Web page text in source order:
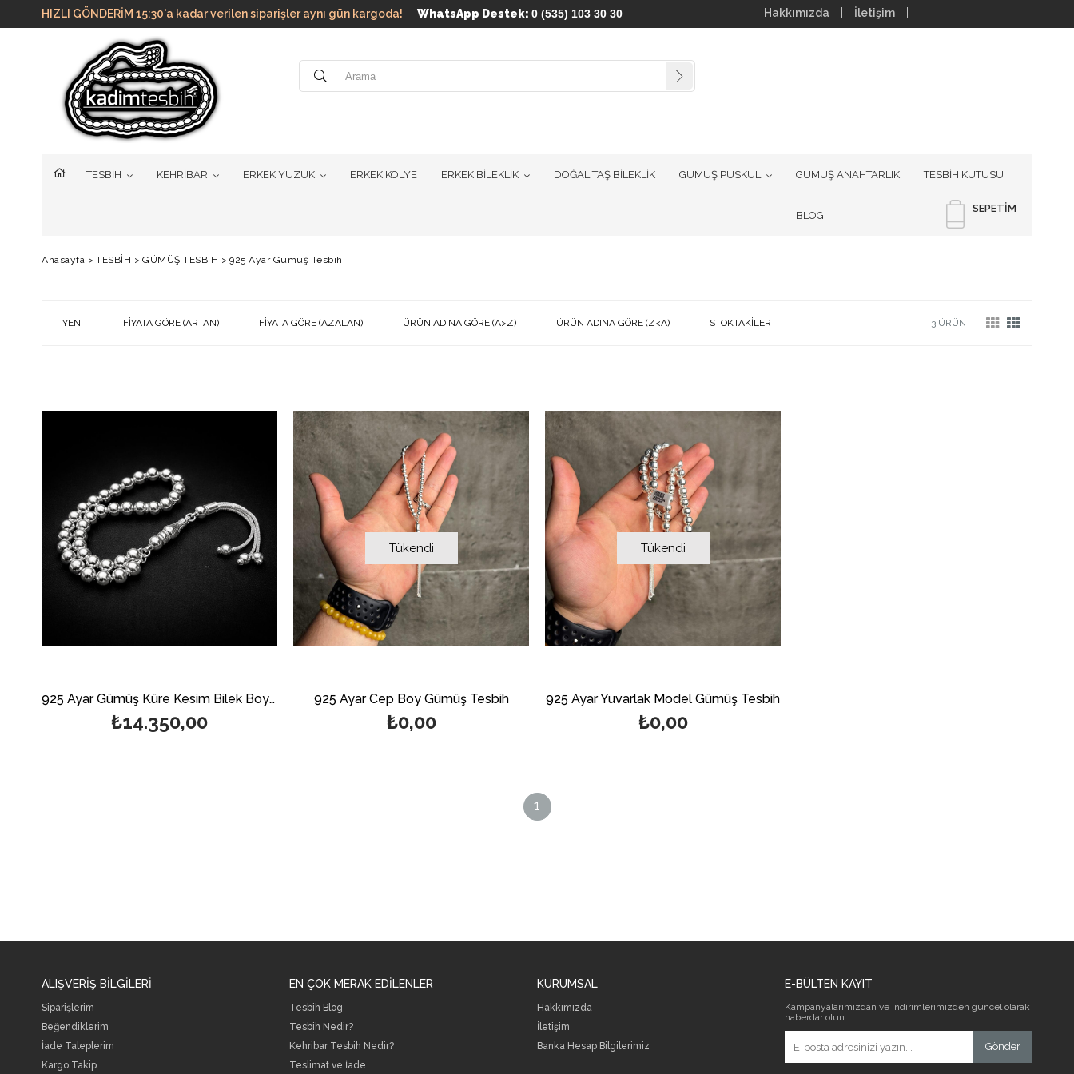
HIZLI GÖNDERİM 15:30'a kadar verilen siparişler aynı gün kargoda! WhatsApp Destek: 0 (535) 103 30 30 Hakkımızda İletişim
SEPETIM
TESBİH KEHRİBAR ERKEK YÜZÜK ERKEK KOLYE ERKEK BİLEKLİK DOĞAL TAŞ BİLEKLİK GÜMÜŞ PÜSKÜL GÜMÜŞ ANAHTARLIK TESBİH KUTUSU
BLOG
Anasayfa > TESBİH > GÜMÜŞ TESBİH > 925 Ayar Gümüş Tesbih
YENI FIYATA GÖRE (ARTAN) FIYATA GÖRE (AZALAN) ÜRÜN ADINA GÖRE (A>Z) ÜRÜN ADINA GÖRE (Z<A) STOKTAKILER 3 ÜRÜN
925 Ayar Gümüş Küre Kesim Bilek Boy Tesbih
₺14.350,00
Tükendi
925 Ayar Cep Boy Gümüş Tesbih
₺0,00
Tükendi
925 Ayar Yuvarlak Model Gümüş Tesbih
₺0,00
1
ALIŞVERİŞ BİLGİLERİ
Siparişlerim
Beğendiklerim
İade Taleplerim
Kargo Takip
EN ÇOK MERAK EDİLENLER
Tesbih Blog
Tesbih Nedir?
Kehribar Tesbih Nedir?
Teslimat ve İade
KURUMSAL
Hakkımızda
İletişim
Banka Hesap Bilgilerimiz
E-BÜLTEN KAYIT
Kampanyalarımızdan ve indirimlerimizden güncel olarak
haberdar olun.
Gönder